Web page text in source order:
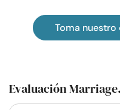
Toma
Evaluación